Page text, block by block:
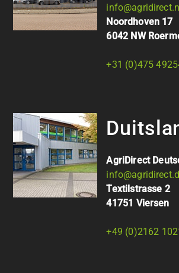
Noordhoven 17
6042 NW
+31 (0)475
AgriDirect
Textilstrasse 2
41751 Viersen
+49 (0)2162